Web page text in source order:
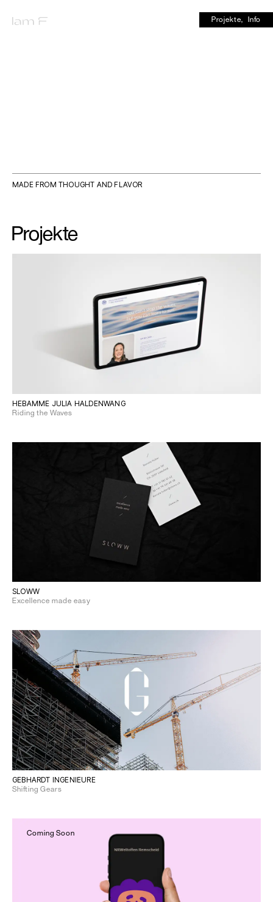
Projekte, Info
MADE FROM THOUGHT AND FLAVOR
Projekte
HEBAMME JULIA HALDENWANG
Riding the Waves
SLOWW
Excellence made easy
GEBHARDT INGENIEURE
Shifting Gears
Coming Soon